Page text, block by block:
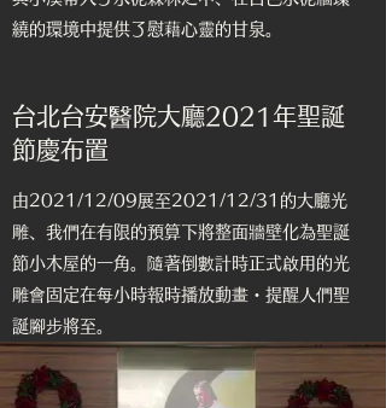
繞的環境中提供了慰藉心靈的甘泉。
台北台安醫院大廳2021年聖誕
節慶布置
由2021/12/09展至2021/12/31的大廳光
雕、我們在有限的預算下將整面牆壁化為聖誕
節小木屋的一角。隨著倒數計時正式啟用的光
雕會固定在每小時報時播放動畫・提醒人們聖
誕腳步將至。